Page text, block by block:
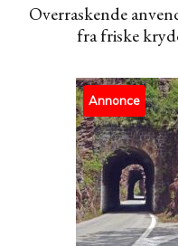
Overraskende
fra friske
Annonce